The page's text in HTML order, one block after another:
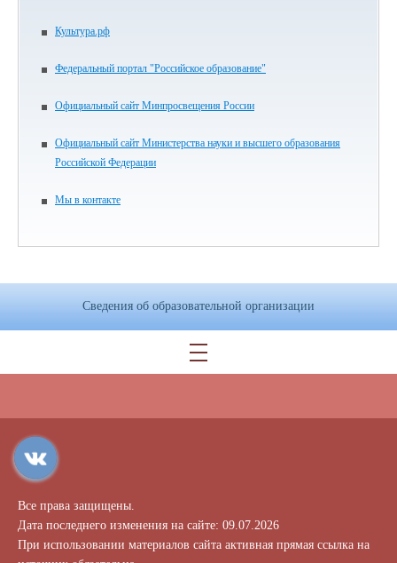
Культура.рф
Федеральный портал "Российское образование"
Официальный сайт Минпросвещения России
Официальный сайт Министерства науки и высшего образования
Российской Федерации
Мы в контакте
Сведения об образовательной организации
Все права защищены.
Дата последнего изменения на сайте: 09.07.2026
При использовании материалов сайта активная прямая ссылка на